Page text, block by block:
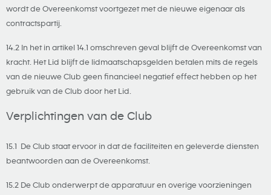
wordt de Overeenkomst voortgezet met de nieuwe eigenaar als
contractspartij.
14.2 In het in artikel 14.1 omschreven geval blijft de Overeenkomst van
kracht. Het Lid blijft de lidmaatschapsgelden betalen mits de regels
van de nieuwe Club geen financieel negatief effect hebben op het
gebruik van de Club door het Lid.
Verplichtingen van de Club
15.1 De Club staat ervoor in dat de faciliteiten en geleverde diensten
beantwoorden aan de Overeenkomst.
15.2 De Club onderwerpt de apparatuur en overige voorzieningen